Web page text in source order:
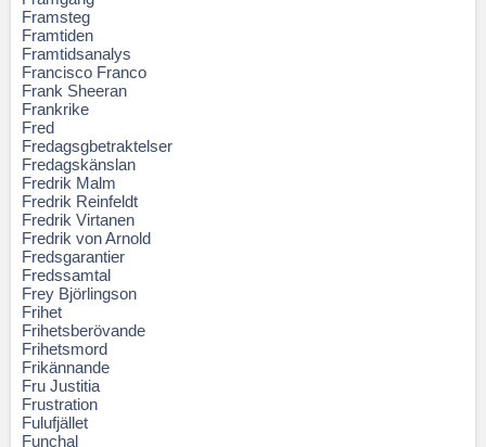
Framsteg
Framtiden
Framtidsanalys
Francisco Franco
Frank Sheeran
Frankrike
Fred
Fredagsgbetraktelser
Fredagskänslan
Fredrik Malm
Fredrik Reinfeldt
Fredrik Virtanen
Fredrik von Arnold
Fredsgarantier
Fredssamtal
Frey Björlingson
Frihet
Frihetsberövande
Frihetsmord
Frikännande
Fru Justitia
Frustration
Fulufjället
Funchal